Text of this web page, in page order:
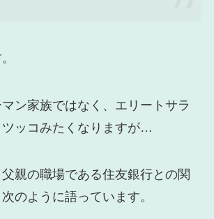
ン家族ではなく、エリートサラ
ツッコみたくなりますが…
親の職場である住友銀行との関
のように語っています。